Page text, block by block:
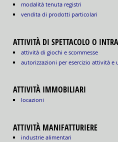
modalità tenuta registri
vendita di prodotti particolari
ATTIVITÀ DI SPETTACOLO O
attività di giochi e scommesse
autorizzazioni per esercizio attività e
ATTIVITÀ IMMOBILIARI
locazioni
ATTIVITÀ MANIFATTURIERE
industrie alimentari